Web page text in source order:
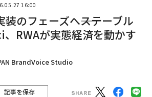
16:00
のフェーズへ――ステーブル
、RWAが実態経済を動かす
BrandVoice Studio
記事を保存